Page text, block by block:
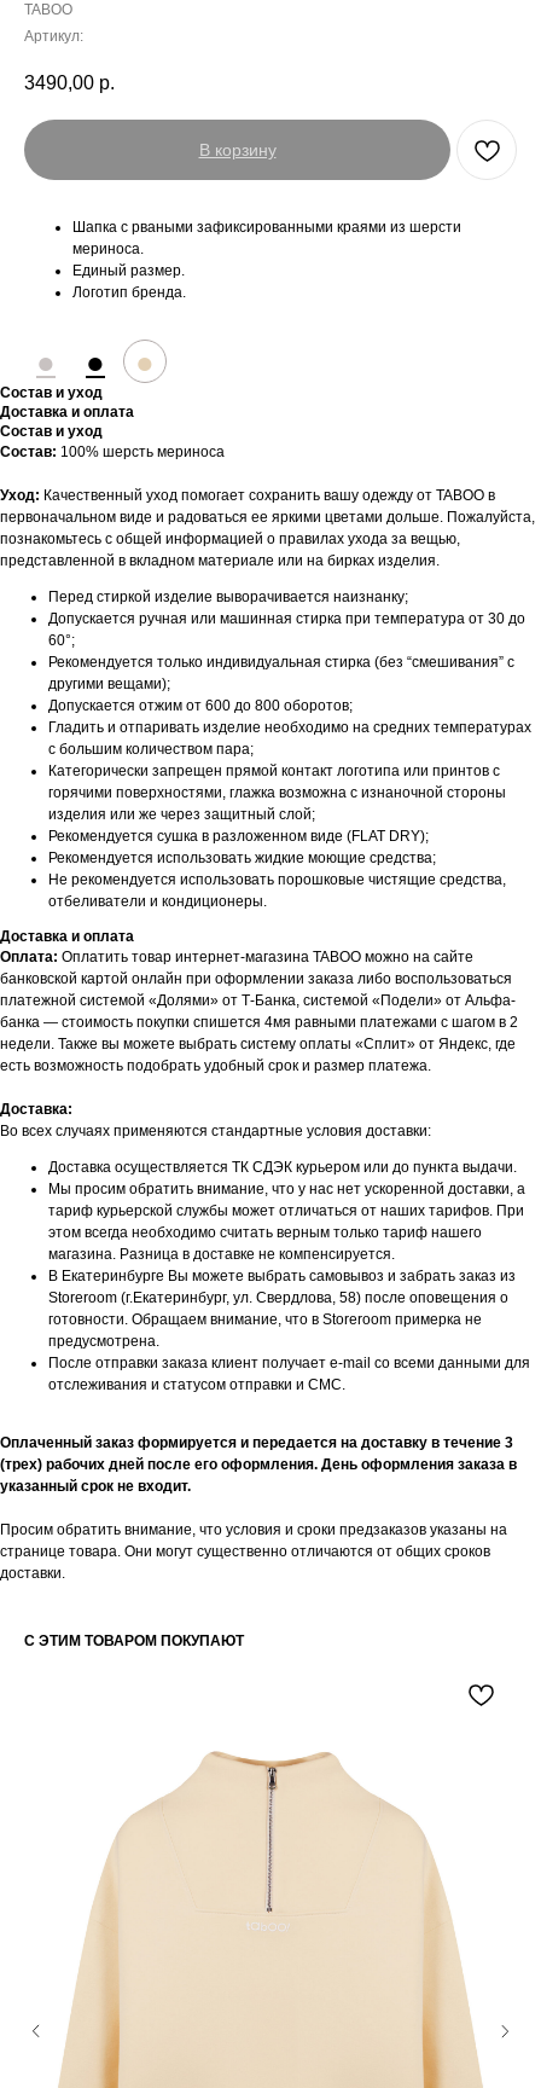
TABOO
Артикул:
3490,00 р.
В корзину
Шапка с рваными зафиксированными краями из шерсти
мериноса.
Единый размер.
Логотип бренда.
● ● ●
Состав и уход
Доставка и оплата
Состав и уход
Состав: 100% шерсть мериноса
Уход: Качественный уход помогает сохранить вашу одежду от TABOO в
первоначальном виде и радоваться ее яркими цветами дольше. Пожалуйста,
познакомьтесь с общей информацией о правилах ухода за вещью,
представленной в вкладном материале или на бирках изделия.
Перед стиркой изделие выворачивается наизнанку;
Допускается ручная или машинная стирка при температура от 30 до
60°;
Рекомендуется только индивидуальная стирка (без “смешивания” с
другими вещами);
Допускается отжим от 600 до 800 оборотов;
Гладить и отпаривать изделие необходимо на средних температурах
с большим количеством пара;
Категорически запрещен прямой контакт логотипа или принтов с
горячими поверхностями, глажка возможна с изнаночной стороны
изделия или же через защитный слой;
Рекомендуется сушка в разложенном виде (FLAT DRY);
Рекомендуется использовать жидкие моющие средства;
Не рекомендуется использовать порошковые чистящие средства,
отбеливатели и кондиционеры.
Доставка и оплата
Оплата: Оплатить товар интернет-магазина TABOO можно на сайте
банковской картой онлайн при оформлении заказа либо воспользоваться
платежной системой «Долями» от Т-Банка, системой «Подели» от Альфа-
банка — стоимость покупки спишется 4мя равными платежами с шагом в 2
недели. Также вы можете выбрать систему оплаты «Сплит» от Яндекс, где
есть возможность подобрать удобный срок и размер платежа.
Доставка:
Во всех случаях применяются стандартные условия доставки:
Доставка осуществляется ТК СДЭК курьером или до пункта выдачи.
Мы просим обратить внимание, что у нас нет ускоренной доставки, а
тариф курьерской службы может отличаться от наших тарифов. При
этом всегда необходимо считать верным только тариф нашего
магазина. Разница в доставке не компенсируется.
В Екатеринбурге Вы можете выбрать самовывоз и забрать заказ из
Storeroom (г.Екатеринбург, ул. Свердлова, 58) после оповещения о
готовности. Обращаем внимание, что в Storeroom примерка не
предусмотрена.
После отправки заказа клиент получает e-mail со всеми данными для
отслеживания и статусом отправки и СМС.
Оплаченный заказ формируется и передается на доставку в течение 3
(трех) рабочих дней после его оформления. День оформления заказа в
указанный срок не входит.
Просим обратить внимание, что условия и сроки предзаказов указаны на
странице товара. Они могут существенно отличаются от общих сроков
доставки.
С ЭТИМ ТОВАРОМ ПОКУПАЮТ
БУДЬТЕ В КУРСЕ НАШИХ
НОВИНОК И АКЦИЙ
Подпишитесь на нашу рассылку и
получайте уведомления о наших скидках
и новых поступлениях